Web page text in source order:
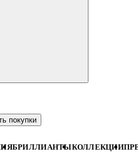
покупки
БРИЛЛИАНТЫКОЛЛЕКЦИИ